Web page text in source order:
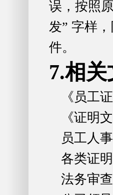
误，按照
发” 字样
件。
7.相
《员工
《证明
员工人
各类证
法务审